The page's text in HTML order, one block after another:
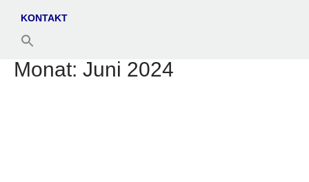
KONTAKT
Monat: Juni 2024